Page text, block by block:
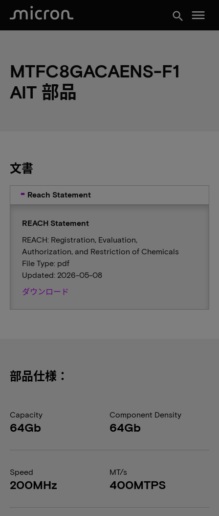
search menu
MTFC8GACAENS-F1
AIT 部品
文書
Reach Statement
REACH Statement
REACH: Registration, Evaluation,
Authorization, and Restriction of Chemicals
File Type: pdf
Updated: 2026-05-08
ダウンロード
部品仕様：
Capacity
64Gb
Component Density
64Gb
Speed
200MHz
MT/s
400MTPS